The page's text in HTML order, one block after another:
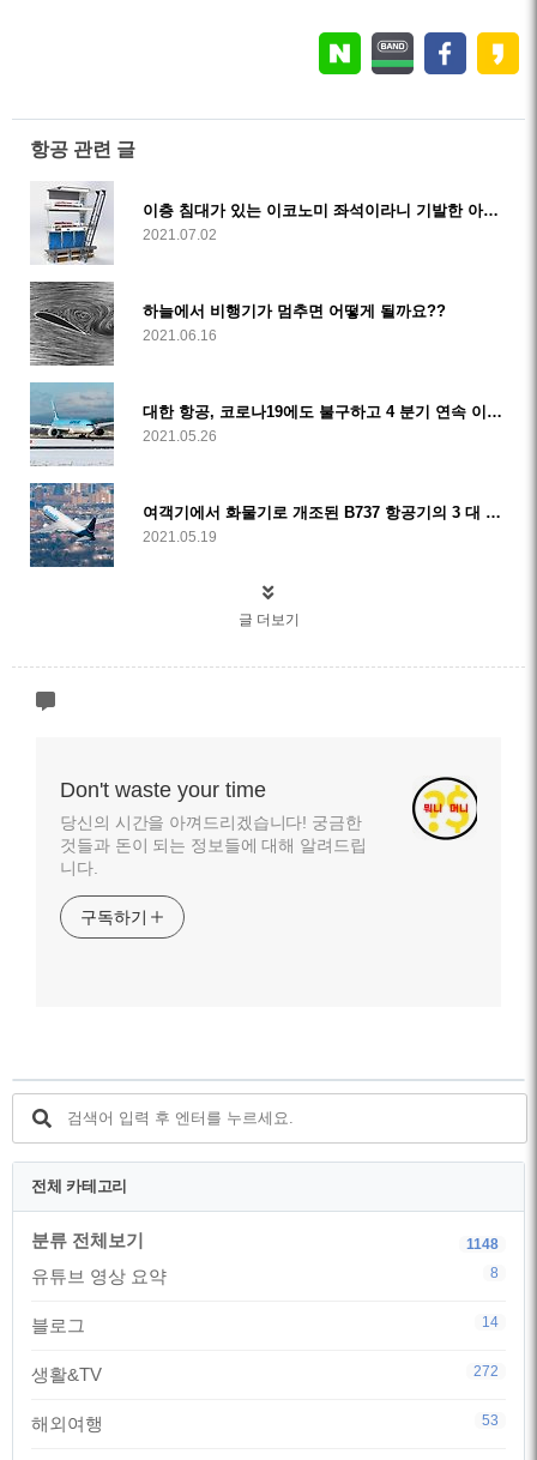
항공 관련 글
이층 침대가 있는 이코노미 좌석이라니 기발한 아이디어!!
2021.07.02
하늘에서 비행기가 멈추면 어떻게 될까요??
2021.06.16
대한 항공, 코로나19에도 불구하고 4 분기 연속 이익 보고 (해외 뉴스)
2021.05.26
여객기에서 화물기로 개조된 B737 항공기의 3 대 중 1 대는 아마존 에어 꺼!!
2021.05.19
글 더보기
Don't waste your time
당신의 시간을 아껴드리겠습니다! 궁금한
것들과 돈이 되는 정보들에 대해 알려드립
니다.
구독하기
전체 카테고리
분류 전체보기 1148
유튜브 영상 요약 8
블로그 14
생활&TV 272
해외여행 53